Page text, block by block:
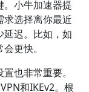
。小牛加速器提
求选择离你最近
延迟。比如，如
更快。
也非常重要。
和IKEv2。根